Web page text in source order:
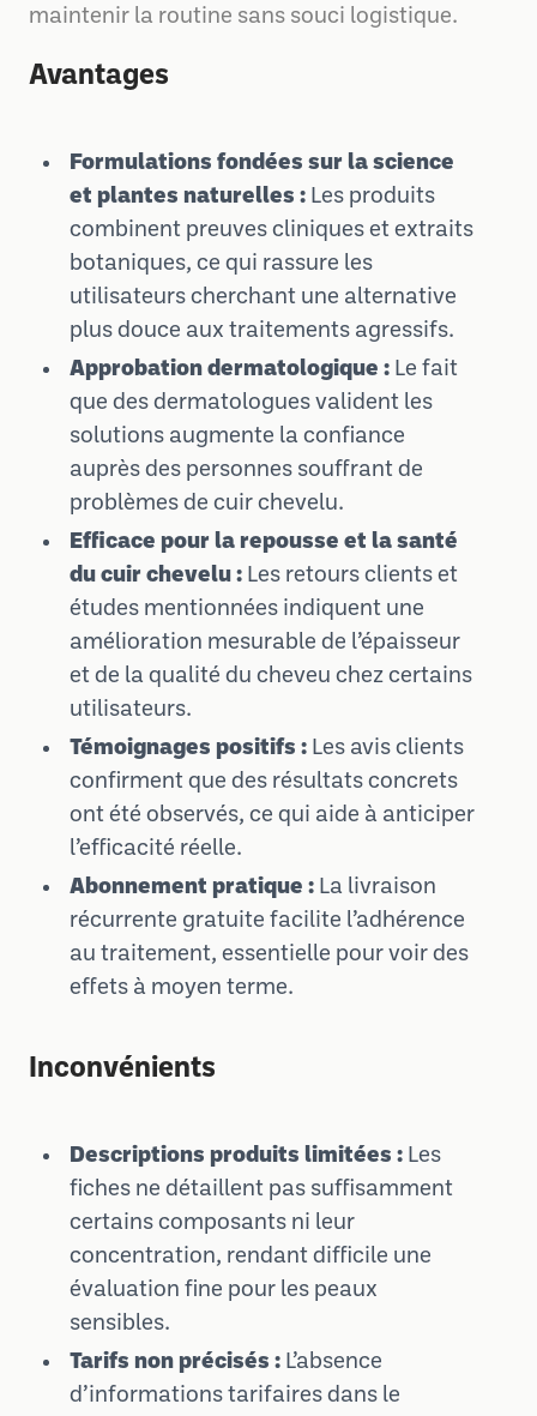
maintenir la routine sans souci logistique.
Avantages
Formulations fondées sur la science
et plantes naturelles : Les produits
combinent preuves cliniques et extraits
botaniques, ce qui rassure les
utilisateurs cherchant une alternative
plus douce aux traitements agressifs.
Approbation dermatologique : Le fait
que des dermatologues valident les
solutions augmente la confiance
auprès des personnes souffrant de
problèmes de cuir chevelu.
Efficace pour la repousse et la santé
du cuir chevelu : Les retours clients et
études mentionnées indiquent une
amélioration mesurable de l’épaisseur
et de la qualité du cheveu chez certains
utilisateurs.
Témoignages positifs : Les avis clients
confirment que des résultats concrets
ont été observés, ce qui aide à anticiper
l’efficacité réelle.
Abonnement pratique : La livraison
récurrente gratuite facilite l’adhérence
au traitement, essentielle pour voir des
effets à moyen terme.
Inconvénients
Descriptions produits limitées : Les
fiches ne détaillent pas suffisamment
certains composants ni leur
concentration, rendant difficile une
évaluation fine pour les peaux
sensibles.
Tarifs non précisés : L’absence
d’informations tarifaires dans le